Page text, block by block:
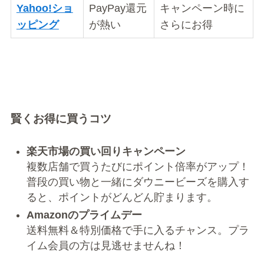
Yahoo!ショ
ッピング
PayPay還元
が熱い
キャンペーン時に
さらにお得
賢くお得に買うコツ
楽天市場の買い回りキャンペーン
複数店舗で買うたびにポイント倍率がアップ！
普段の買い物と一緒にダウニービーズを購入す
ると、ポイントがどんどん貯まります。
Amazonのプライムデー
送料無料＆特別価格で手に入るチャンス。プラ
イム会員の方は見逃せませんね！